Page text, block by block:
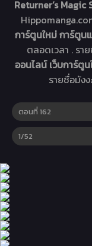
Returner’s
การ์ตูนใหม่ การ์ตูน
ตลอดเวลา . รา
ออนไลน์ เว็บการ์ตู
รายชื่อมัง